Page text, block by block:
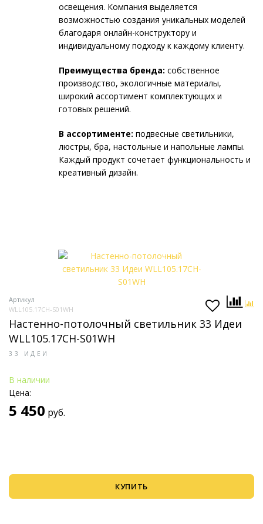
освещения. Компания выделяется
возможностью создания уникальных моделей
благодаря онлайн-конструктору и
индивидуальному подходу к каждому клиенту.
Преимущества бренда: собственное
производство, экологичные материалы,
широкий ассортимент комплектующих и
готовых решений.
В ассортименте: подвесные светильники,
люстры, бра, настольные и напольные лампы.
Каждый продукт сочетает функциональность и
креативный дизайн.
Артикул
WLL105.17CH-S01WH
Настенно-потолочный светильник 33 Идеи
WLL105.17CH-S01WH
33 ИДЕИ
В наличии
Цена:
5 450 руб.
КУПИТЬ